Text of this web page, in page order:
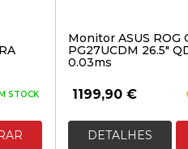
STOCK
Monitor ASUS ROG
PG27UCDM 26.5″
0.03ms
1199,90 €
DETALHES